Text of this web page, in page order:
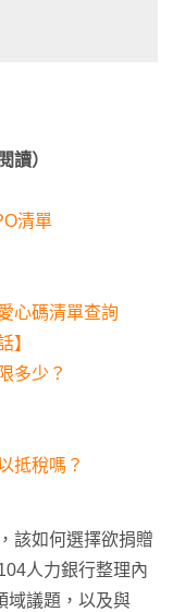
讀）
清單
心碼清單查詢
】
多少？
抵稅嗎？
該如何選擇欲捐贈
人力銀行整理內
域議題，以及與